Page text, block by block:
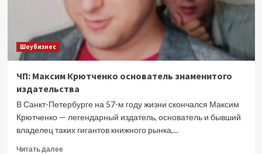
будущий
2026
год
Шоубизнес
ЧП: Максим Крютченко основатель знаменитого
издательства
В Санкт-Петербурге на 57-м году жизни скончался Максим
Крютченко — легендарный издатель, основатель и бывший
владелец таких гигантов книжного рынка,...
Читать далееПрочитать